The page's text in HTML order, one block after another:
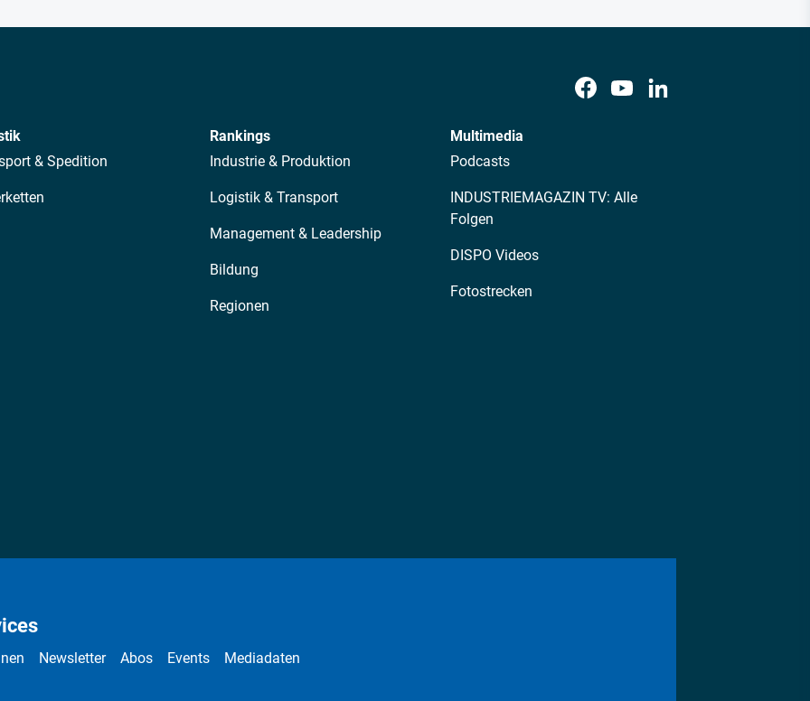
& Spedition
Rankings
Industrie & Produktion
Logistik & Transport
Management & Leadership
Bildung
Regionen
Multimedia
Podcasts
INDUSTRIEMAGAZIN TV: Alle
Folgen
DISPO Videos
Fotostrecken
Newsletter Abos Events Mediadaten